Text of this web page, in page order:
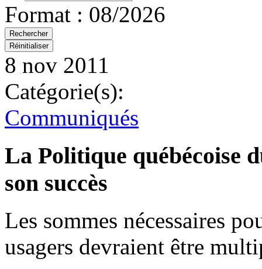
Format : 08/2026
8 nov 2011
Catégorie(s):
Communiqués
La Politique québécoise
son succès
Les sommes nécessaires
usagers devraient être